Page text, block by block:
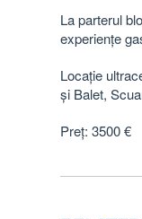
La parterul
experiențe
Locație
și Balet,
Preț: 3500 €